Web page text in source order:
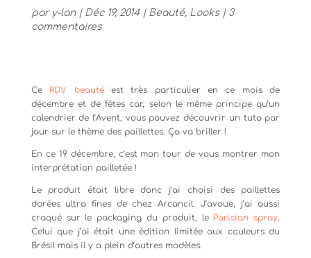
par y-lan| Déc 19, 2014| Beauté, Looks| 3
commentaires
Ce RDV beautéest très particulier en ce mois de
décembre et de fêtes car, selon le même principe qu’un
calendrier de l’Avent, vous pouvez découvrir un tuto par
jour sur le thème des paillettes. Ça va briller !
En ce 19 décembre, c’est mon tour de vous montrer mon
interprétation pailletée !
Le produit était libre donc j’ai choisi des paillettes
dorées ultra fines de chez Arcancil. J’avoue, j’ai aussi
craqué sur le packaging du produit, le Parisian spray.
Celui que j’ai était une édition limitée aux couleurs du
Brésil mais il y a plein d’autres modèles.